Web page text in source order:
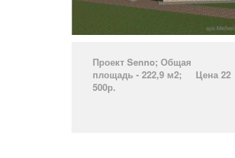
Проект Senno­; Общая
площадь - 222,9 м2; Цена 22
500р.